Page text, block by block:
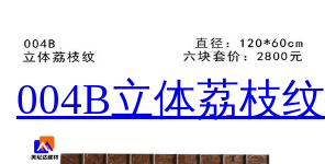
004B立体荔枝纹